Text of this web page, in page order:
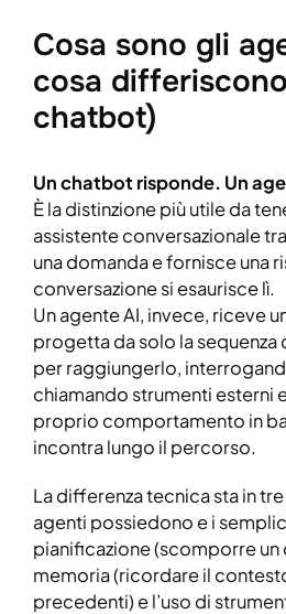
Cosa sono gli
cosa
chatbot)
Un chatbot risponde. Un
È la distinzione più utile da
assistente conversazionale
una domanda e fornisce una
conversazione si esaurisce lì.
Un agente AI, invece, riceve
progetta da solo la sequenza
per raggiungerlo,
chiamando strumenti esterni
proprio comportamento in
incontra lungo il percorso.
La differenza tecnica sta in
agenti possiedono e i
pianificazione (scomporre un
memoria (ricordare il
precedenti) e l’uso di